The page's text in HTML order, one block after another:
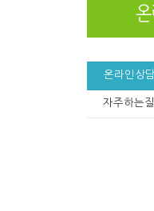
온라인상
자주하는